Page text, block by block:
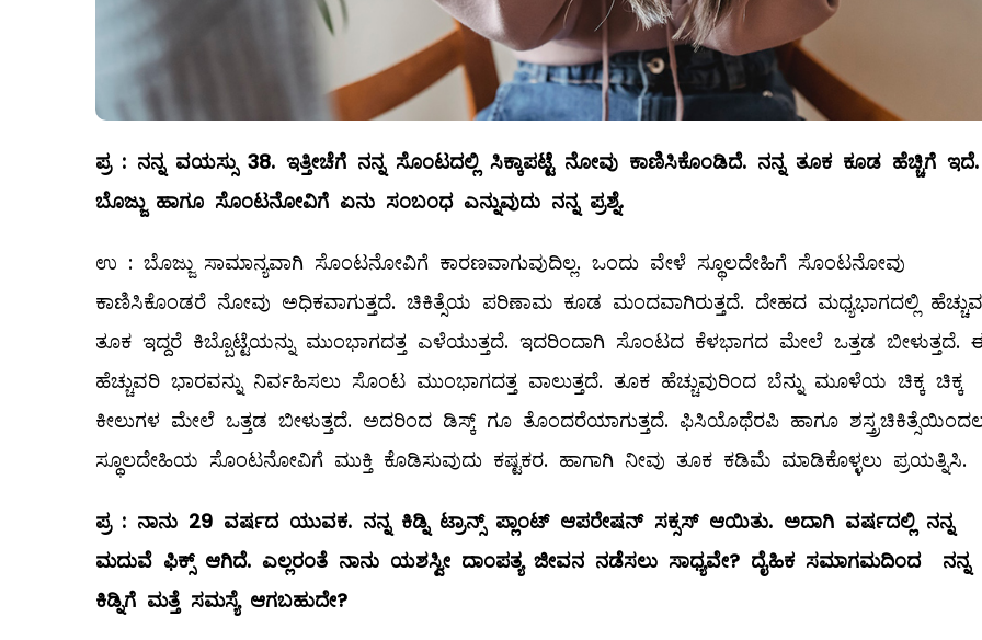
ಪ್ರ: ನನ್ನ ವಯಸ್ಸು38. ಇತ್ತೀಚೆಗೆ ನನ್ನ ಸೊಂಟದಲ್ಲಿ ಸಿಕ್ಕಾಪಟ್ಟೆ ನೋವು ಕಾಣಿಸಿಕೊಂಡಿದೆ. ನನ್ನ ತೂಕ ಕೂಡ ಹೆಚ್ಚಿಗೆ ಇದೆ.
ಬೊಜ್ಜು ಹಾಗೂ ಸೊಂಟನೋವಿಗೆ ಏನು ಸಂಬಂಧ ಎನ್ನುವುದು ನನ್ನ ಪ್ರಶ್ನೆ.
ಉ : ಬೊಜ್ಜು ಸಾಮಾನ್ಯವಾಗಿ ಸೊಂಟನೋವಿಗೆ ಕಾರಣವಾಗುವುದಿಲ್ಲ. ಒಂದು ವೇಳೆ ಸ್ಥೂಲದೇಹಿಗೆ ಸೊಂಟನೋವು
ಕಾಣಿಸಿಕೊಂಡರೆ ನೋವು ಅಧಿಕವಾಗುತ್ತದೆ. ಚಿಕಿತ್ಸೆಯ ಪರಿಣಾಮ ಕೂಡ ಮಂದವಾಗಿರುತ್ತದೆ. ದೇಹದ ಮಧ್ಯಭಾಗದಲ್ಲಿ
ತೂಕ ಇದ್ದರೆ ಕಿಬ್ಬೊಟ್ಟೆಯನ್ನು ಮುಂಭಾಗದತ್ತ ಎಳೆಯುತ್ತದೆ. ಇದರಿಂದಾಗಿ ಸೊಂಟದ ಕೆಳಭಾಗದ ಮೇಲೆ ಒತ್ತಡ ಬೀಳುತ್ತದೆ.
ಹೆಚ್ಚುವರಿ ಭಾರವನ್ನು ನಿರ್ವಹಿಸಲು ಸೊಂಟ ಮುಂಭಾಗದತ್ತ ವಾಲುತ್ತದೆ. ತೂಕ ಹೆಚ್ಚುವುರಿಂದ ಬೆನ್ನು ಮೂಳೆಯ ಚಿಕ್ಕ ಚಿಕ್ಕ
ಕೀಲುಗಳ ಮೇಲೆ ಒತ್ತಡ ಬೀಳುತ್ತದೆ. ಅದರಿಂದ ಡಿಸ್ಕ್ ಗೂ ತೊಂದರೆಯಾಗುತ್ತದೆ. ಫಿಸಿಯೊಥೆರಪಿ ಹಾಗೂ
ಸ್ಥೂಲದೇಹಿಯ ಸೊಂಟನೋವಿಗೆ ಮುಕ್ತಿ ಕೊಡಿಸುವುದು ಕಷ್ಟಕರ. ಹಾಗಾಗಿ ನೀವು ತೂಕ ಕಡಿಮೆ ಮಾಡಿಕೊಳ್ಳಲು ಪ್ರಯತ್ನಿಸಿ.
ಪ್ರ: ನಾನು 29 ವರ್ಷದ ಯುವಕ. ನನ್ನ ಕಿಡ್ನಿ ಟ್ರಾನ್ಸ್ ಪ್ಲಾಂಟ್‌ ಆಪರೇಷನ್‌ ಸಕ್ಸಸ್‌ ಆಯಿತು. ಅದಾಗಿ ವರ್ಷದಲ್ಲಿ ನನ್ನ
ಮದುವೆ ಫಿಕ್ಸ್ ಆಗಿದೆ. ಎಲ್ಲರಂತೆ ನಾನು ಯಶಸ್ವೀ ದಾಂಪತ್ಯ ಜೀವನ ನಡೆಸಲು ಸಾಧ್ಯವೇ? ದೈಹಿಕ ಸಮಾಗಮದಿಂದ
ನನ್ನ
ಕಿಡ್ನಿಗೆ ಮತ್ತೆ ಸಮಸ್ಯೆ ಆಗಬಹುದೇ?